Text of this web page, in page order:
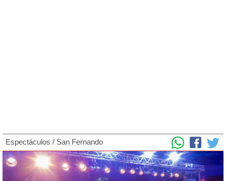
Espectáculos / San Fernando